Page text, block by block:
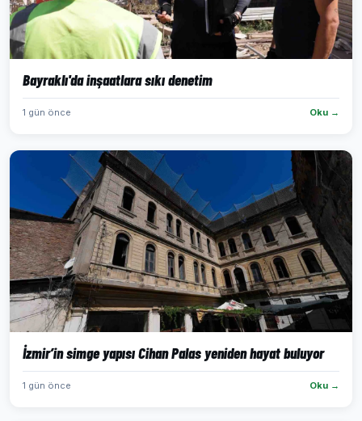
Bayraklı'da inşaatlara sıkı denetim
1 gün önce Oku →
İzmir’in simge yapısı Cihan Palas yeniden hayat buluyor
1 gün önce Oku →